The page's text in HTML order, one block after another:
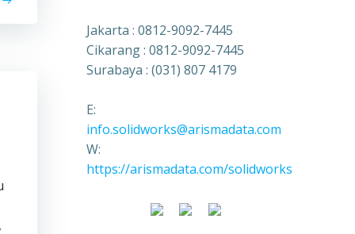
Jakarta : 0812-9092-7445
Cikarang : 0812-9092-7445
Surabaya : (031) 807 4179
E:
info.solidworks@arismadata.com
W:
https://arismadata.com/solidworks